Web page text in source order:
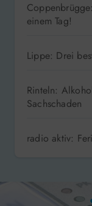
einem Tag!
Lippe: Drei
Rinteln:
Sachschaden
radio aktiv: